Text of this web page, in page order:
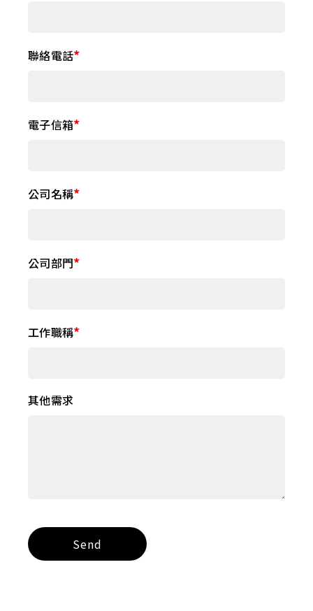
聯絡電話
電子信箱
公司名稱
公司部門
工作職稱
其他需求
Send